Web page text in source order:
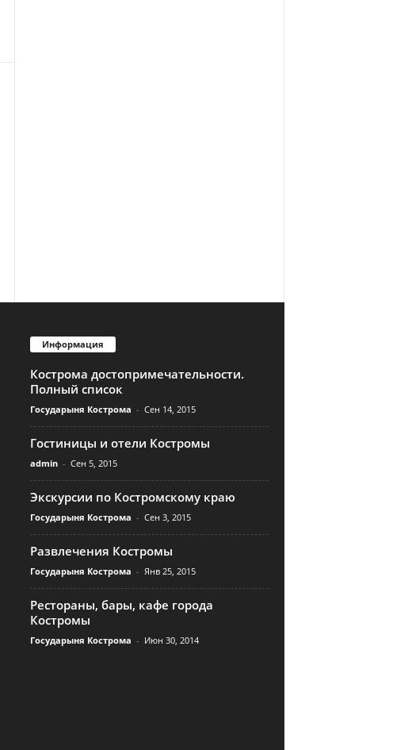
Информация
Кострома достопримечательности.
Полный список
Государыня Кострома - Сен 14, 2015
Гостиницы и отели Костромы
admin - Сен 5, 2015
Экскурсии по Костромскому краю
Государыня Кострома - Сен 3, 2015
Развлечения Костромы
Государыня Кострома - Янв 25, 2015
Рестораны, бары, кафе города
Костромы
Государыня Кострома - Июн 30, 2014